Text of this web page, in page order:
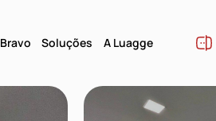
Bravo Soluções A Luagge